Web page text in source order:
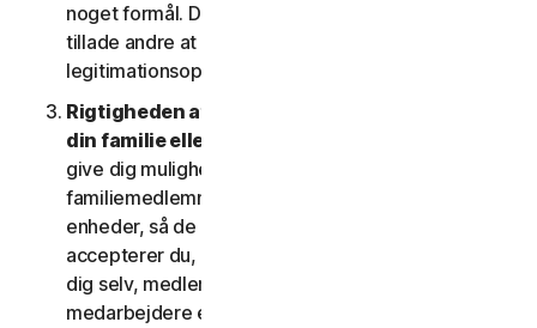
noget formål. Du må ikke sælge, overdrage eller
tillade andre at bruge din kontos
legitimationsoplysninger.
Rigtigheden af dine oplysninger (herunder om
din familie eller SV)
give dig mulighed for at registrere dine
familiemedlemmer, dine medarbejdere eller deres
enheder, så de kan bruge tjenesterne. I så fald
accepterer du, at de oplysninger, du giver os om
dig selv, medlemmer af din husstand eller dine
medarbejdere er rigtige og nøjagtige, og at du er